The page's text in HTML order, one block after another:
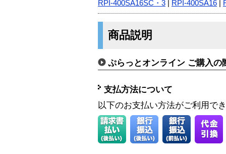
RPI-400SA16SC・3 RPI-400SA16
商品説明
ぷらっとオンライン ご購入の
支払方法について
以下のお支払い方法がご利用で